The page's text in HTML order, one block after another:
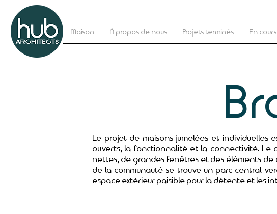
Maison À propos de nous Projets terminés En
Le projet de maisons jumelées et
ouverts, la fonctionnalité et la connectivité.
nettes, de grandes fenêtres et des éléments de
de la communauté se trouve un parc central
espace extérieur paisible pour la détente et les